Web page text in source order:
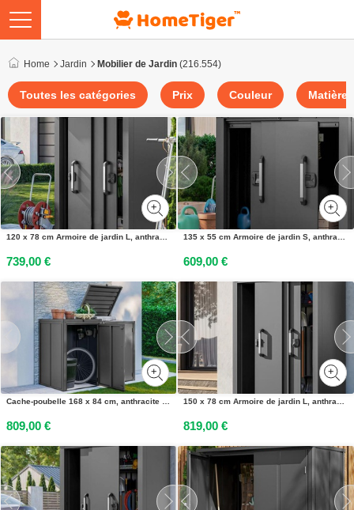
Home Jardin Mobilier de Jardin (216.554)
Toutes les catégories Prix Couleur Matière
120 x 78 cm Armoire de jardin L, anthracite - (GFPV00921)
739,00 €
135 x 55 cm Armoire de jardin S, anthracite - (GFPV00922)
609,00 €
Cache-poubelle 168 x 84 cm, anthracite - (GFPV01102)
809,00 €
150 x 78 cm Armoire de jardin L, anthracite - (GFPV00924)
819,00 €